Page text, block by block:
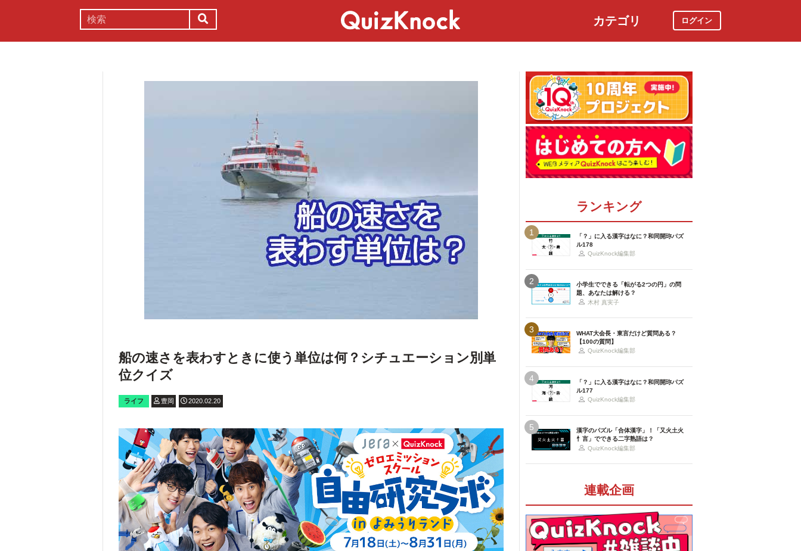
カテゴリ ログイン
船の速さを表わすときに使う単位は何？シチュエーション別単
位クイズ
ライフ 豊岡 2020.02.20
ランキング
1
「？」に入る漢字はなに？和同開珎パズ
ル178
QuizKnock編集部
2
小学生でできる「転がる2つの円」の問
題、あなたは解ける？
木村 真実子
3
WHAT大会長・東言だけど質問ある？
【100の質問】
QuizKnock編集部
4
「？」に入る漢字はなに？和同開珎パズ
ル177
QuizKnock編集部
5
漢字のパズル「合体漢字」！「又火土火
忄言」でできる二字熟語は？
QuizKnock編集部
連載企画